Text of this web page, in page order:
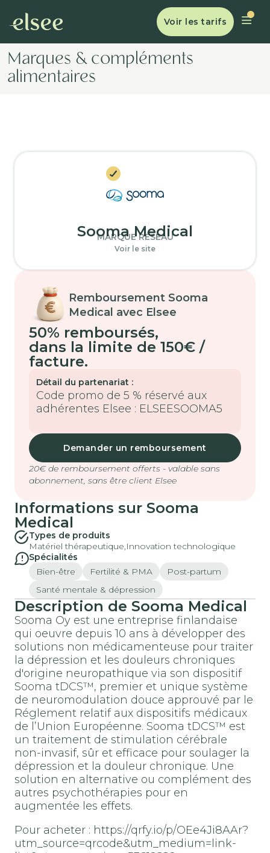
Voir les tarifs
Marques & compléments
alimentaires
Sooma Medical
MARQUE RÉSEAU
Voir le site
Remboursement Sooma
Medical avec Elsee
50% remboursés,
dans la limite de 150€ /
facture.
Détail du partenariat :
Code promo de 5 % réservé aux
adhérentes Elsee : ELSEESOOMA5
Demander un remboursement
20€ de remboursement offerts - valable sans
abonnement, sans être client Elsee
Informations sur Sooma
Medical
Types de produits
Matériel thérapeutique,Innovation technologique
Spécialités
Bien-être
Fertilité & PMA
Post-partum
Santé mentale & dépression
Description de Sooma Medical
Sooma Oy est une entreprise finlandaise
qui oeuvre depuis 10 ans à développer des
solutions non médicamenteuse pour traiter
la dépression et les douleurs chroniques
d'origine neuropathique via son dispositif
Sooma tDCS™, premier et unique système
de neuromodulation douce approuvé par le
Réglement relatif aux dispositifs médicaux
de l’Union Européenne. Sooma tDCS™ est
un traitement de stimulation cérébrale
non-invasif, sûr et efficace pour soulager la
dépression et la douleur chronique. Une
solution en alternative ou complément des
autres psychothérapies pour en
augmentée les effets.
Pour acheter : https://qrfy.io/p/OEe4Ji8AAr?
utm_source=qrcode&utm_medium=link-